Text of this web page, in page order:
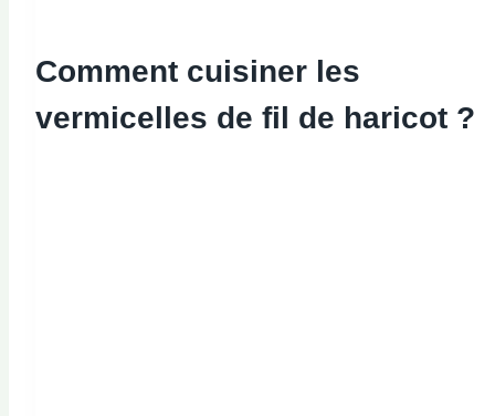
Comment cuisiner les
vermicelles de fil de haricot ?